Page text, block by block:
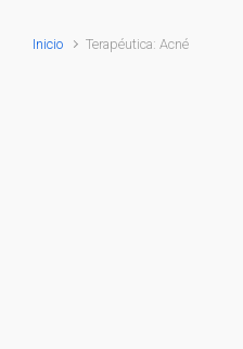
Inicio Terapéutica: Acné